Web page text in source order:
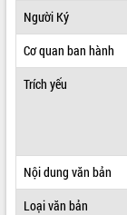
THÔNG TIN CHỈ ĐẠO ĐIỀU
HỆ THỐNG VĂN BẢN
VĂN BẢN HĐND TỈNH
QUY HOẠCH - KẾ HOẠCH
Người Ký
Cơ quan ban hành
Trích yếu
Nội dung văn bản
Loại văn bản